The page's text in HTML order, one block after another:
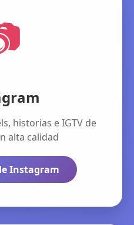
historias e IGTV de
alta calidad
Instagram